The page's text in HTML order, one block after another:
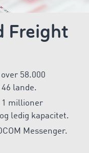
Freight
58.000
lande.
1 millioner
ledig kapacitet.
Messenger.